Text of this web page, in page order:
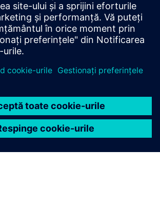
are scopul de a înarma operatorii OT
intenționate.